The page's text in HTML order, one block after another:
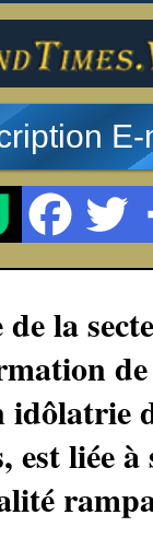
E-
la
idôlatrie
est liée à